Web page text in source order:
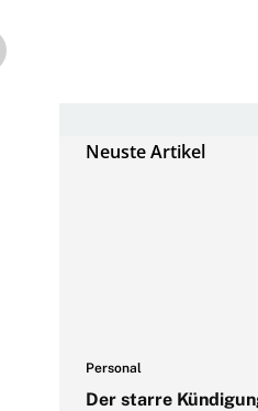
Neuste Artikel
Personal
Der starre